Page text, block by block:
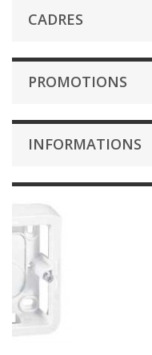
CADRES
PROMOTIONS
INFORMATIONS